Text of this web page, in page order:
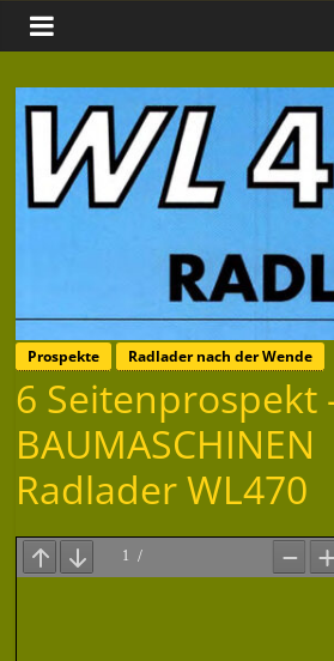
Prospekte Radlader nach der Wende
6 Seitenprospekt
BAUMASCHINEN
Radlader WL470